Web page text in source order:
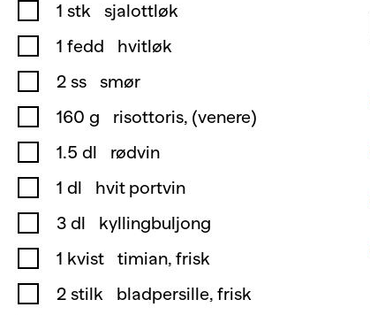
1 stk
sjalottløk
1 fedd
hvitløk
2 ss
smør
160 g
risottoris, (venere)
1.5 dl
rødvin
1 dl
hvit portvin
3 dl
kyllingbuljong
1 kvist
timian, frisk
2 stilk
bladpersille, frisk